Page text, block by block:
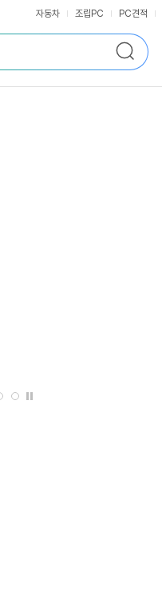
검
색
자동차 조립PC PC견적